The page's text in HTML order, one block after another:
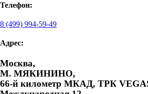
Телефон:
8 (499) 994-59-49
Адрес:
Москва,
М. МЯКИНИНО,
66-й километр МКАД, ТРК